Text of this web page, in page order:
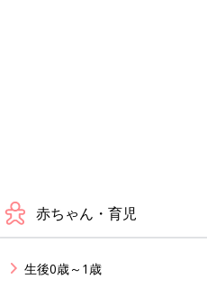
赤ちゃん・育児
生後0歳～1歳